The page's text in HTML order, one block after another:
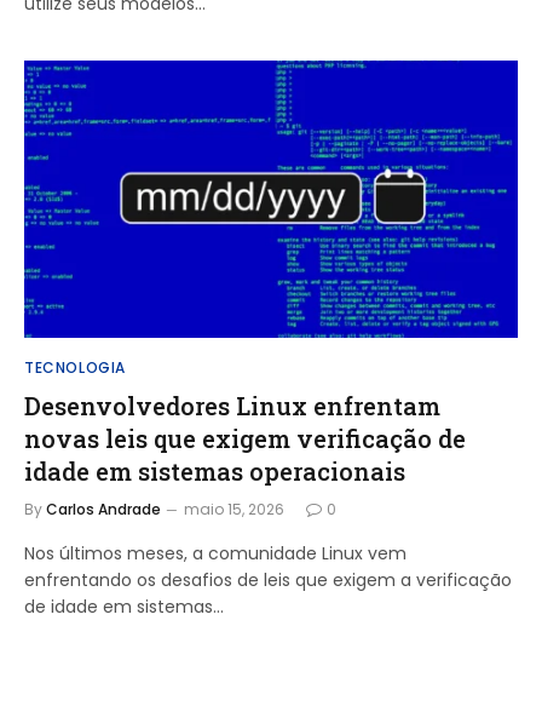
TECNOLOGIA
Desenvolvedores Linux enfrentam
novas leis que exigem verificação de
idade em sistemas operacionais
ByCarlos Andrade maio 15, 2026 0
Nos últimos meses, a comunidade Linux vem
enfrentando os desafios de leis que exigem a verificação
de idade em sistemas…